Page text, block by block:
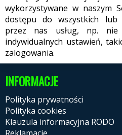
wykorzystywane w naszym
dostępu do wszystkich lub
przez nas usług, np. nie
indywidualnych ustawień,
zalogowania.
INFORMACJE
Polityka prywatności
Polityka cookies
Klauzula informacyjna RODO